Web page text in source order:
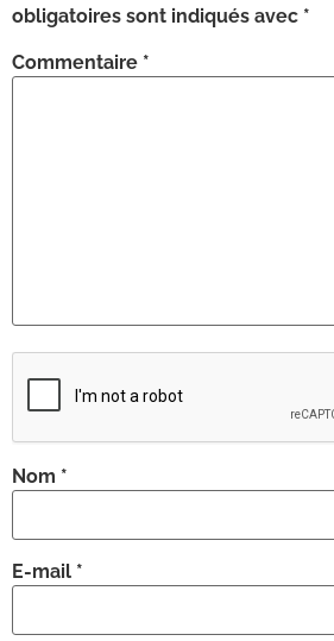
obligatoires sont indiqués avec *
Commentaire *
Nom *
E-mail *